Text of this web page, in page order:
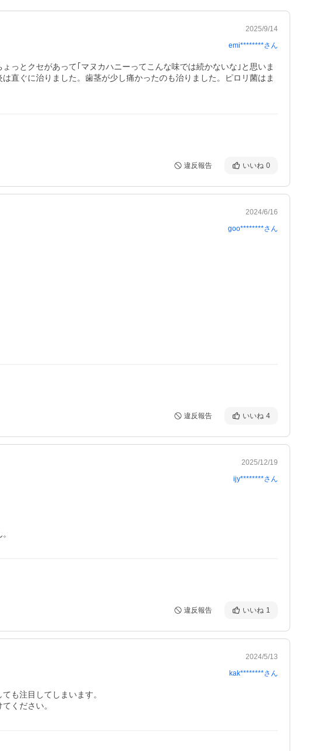
2025/9/14
emi********さん
っとクセがあって｢マヌカハニーってこんな味では続かないな｣と思いま
直ぐに治りました。歯茎が少し痛かったのも治りました。ピロリ菌はま
違反報告 いいね 0
2024/6/16
goo********さん
違反報告 いいね 4
2025/12/19
ijy********さん
違反報告 いいね 1
2024/5/13
kak********さん
も注目してしまいます。
ください。